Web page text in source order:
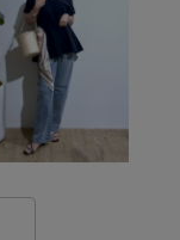
shoes_pickup
定カラー
昇_pickup
エレガント